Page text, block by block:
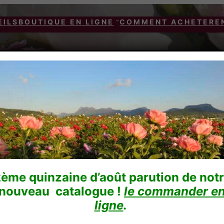
BOUTIQUE EN LIGNE COMMENT ACHETER
verdier
EUGENE
48,00€ TTC
quinzaine d’août parution de
catalogue !le commander
ligne.